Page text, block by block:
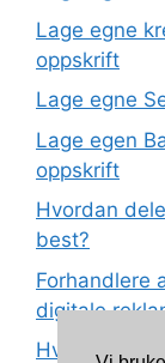
Lage egne
oppskrift
Lage egne
Lage egen
oppskrift
Hvordan
best?
Forhandlere
digitale
Hva betyr